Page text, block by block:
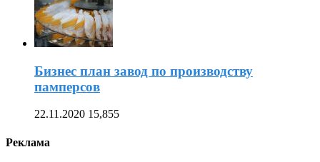
Бизнес план завод по производству
памперсов
22.11.2020 15,855
Реклама